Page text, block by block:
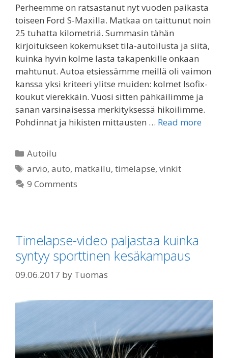
Perheemme on ratsastanut nyt vuoden paikasta
toiseen Ford S-Maxilla. Matkaa on taittunut noin
25 tuhatta kilometriä. Summasin tähän
kirjoitukseen kokemukset tila-autoilusta ja siitä,
kuinka hyvin kolme lasta takapenkille onkaan
mahtunut. Autoa etsiessämme meillä oli vaimon
kanssa yksi kriteeri ylitse muiden: kolmet Isofix-
koukut vierekkäin. Vuosi sitten pähkäilimme ja
sanan varsinaisessa merkityksessä hikoilimme.
Pohdinnat ja hikisten mittausten … Read more
Categories
Autoilu
Tags
arvio,auto, matkailu,timelapse,vinkit
9 Comments
Timelapse-video paljastaa kuinka
syntyy sporttinen kesäkampaus
09.06.2017 by Tuomas